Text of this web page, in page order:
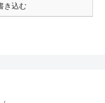
き込む